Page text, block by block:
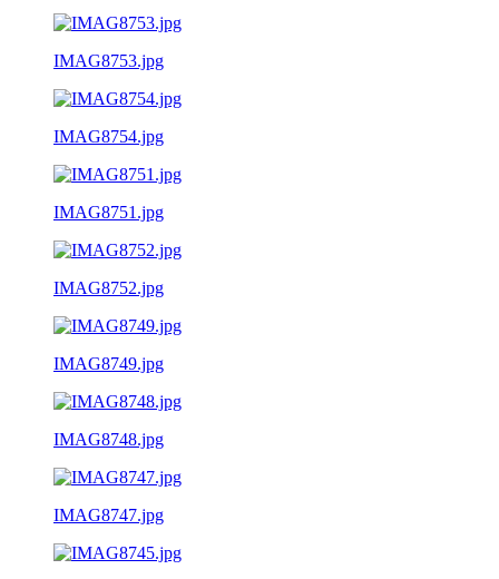
IMAG8753.jpg
IMAG8754.jpg
IMAG8751.jpg
IMAG8752.jpg
IMAG8749.jpg
IMAG8748.jpg
IMAG8747.jpg